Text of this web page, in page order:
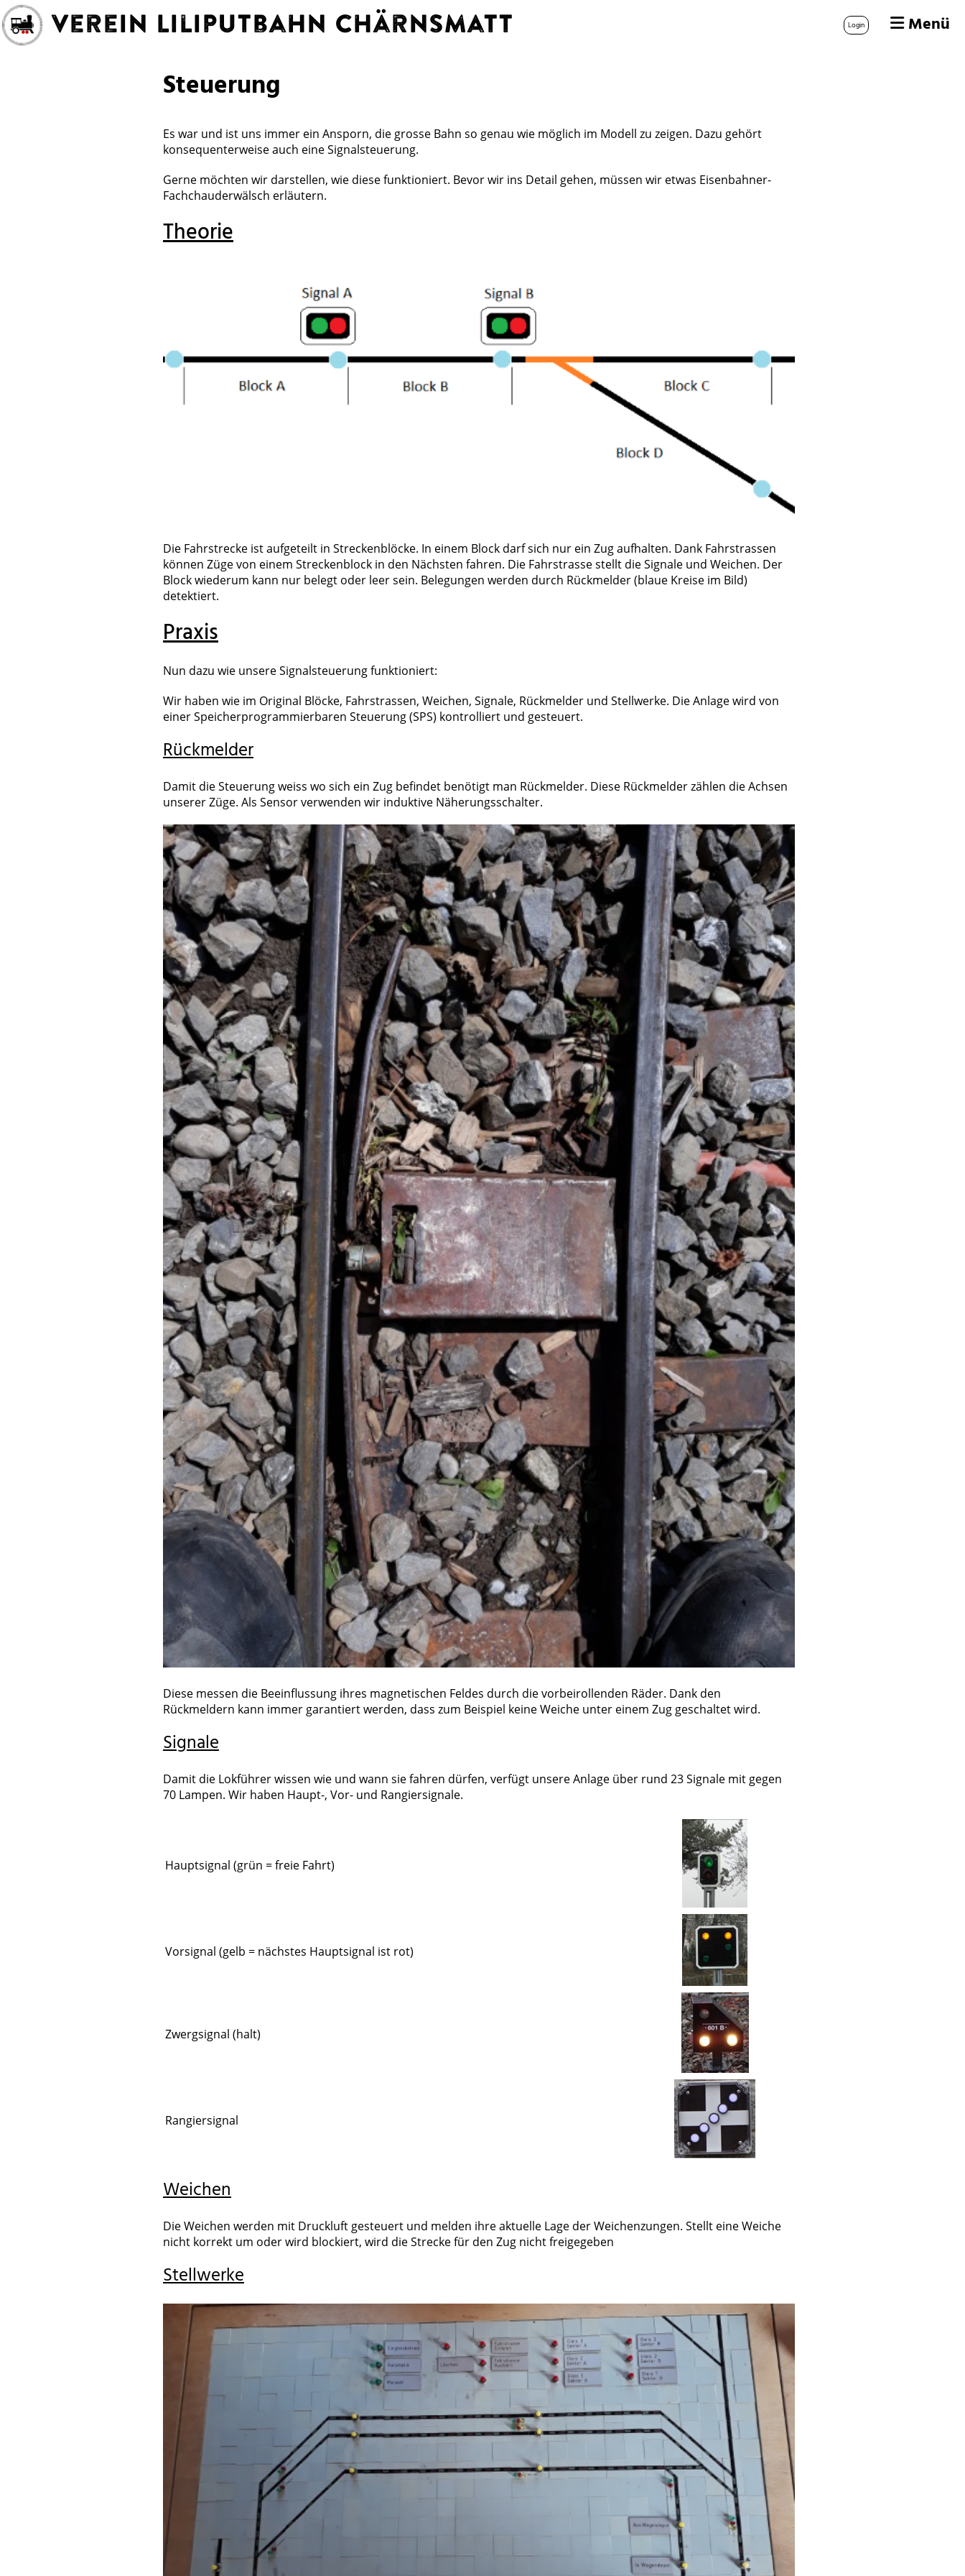
Verein Liliputbahn Chärnsmatt Login Menü
Steuerung
Es war und ist uns immer ein Ansporn, die grosse Bahn so genau wie möglich im Modell zu zeigen. Dazu gehört
konsequenterweise auch eine Signalsteuerung.
Gerne möchten wir darstellen, wie diese funktioniert. Bevor wir ins Detail gehen, müssen wir etwas Eisenbahner-
Fachchauderwälsch erläutern.
Theorie
Die Fahrstrecke ist aufgeteilt in Streckenblöcke. In einem Block darf sich nur ein Zug aufhalten. Dank Fahrstrassen
können Züge von einem Streckenblock in den Nächsten fahren. Die Fahrstrasse stellt die Signale und Weichen. Der
Block wiederum kann nur belegt oder leer sein. Belegungen werden durch Rückmelder (blaue Kreise im Bild)
detektiert.
Praxis
Nun dazu wie unsere Signalsteuerung funktioniert:
Wir haben wie im Original Blöcke, Fahrstrassen, Weichen, Signale, Rückmelder und Stellwerke. Die Anlage wird von
einer Speicherprogrammierbaren Steuerung (SPS) kontrolliert und gesteuert.
Rückmelder
Damit die Steuerung weiss wo sich ein Zug befindet benötigt man Rückmelder. Diese Rückmelder zählen die Achsen
unserer Züge. Als Sensor verwenden wir induktive Näherungsschalter.
Diese messen die Beeinflussung ihres magnetischen Feldes durch die vorbeirollenden Räder. Dank den
Rückmeldern kann immer garantiert werden, dass zum Beispiel keine Weiche unter einem Zug geschaltet wird.
Signale
Damit die Lokführer wissen wie und wann sie fahren dürfen, verfügt unsere Anlage über rund 23 Signale mit gegen
70 Lampen. Wir haben Haupt-, Vor- und Rangiersignale.
Hauptsignal (grün = freie Fahrt)
Vorsignal (gelb = nächstes Hauptsignal ist rot)
Zwergsignal (halt)
Rangiersignal
Weichen
Die Weichen werden mit Druckluft gesteuert und melden ihre aktuelle Lage der Weichenzungen. Stellt eine Weiche
nicht korrekt um oder wird blockiert, wird die Strecke für den Zug nicht freigegeben
Stellwerke